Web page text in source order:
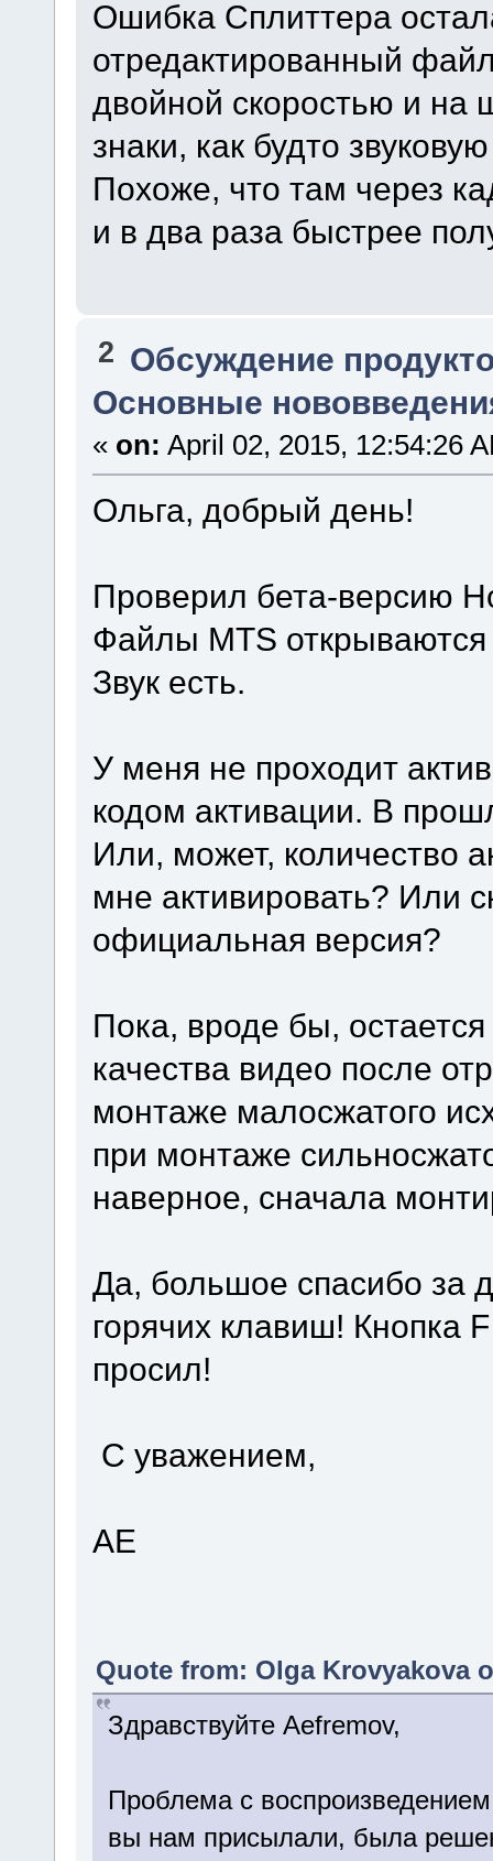
Ошибка Сплиттера
отредактированный
двойной скоростью и на
знаки, как будто
Похоже, что там через
и в два раза быстрее
2 Обсуждение
Основные
« on: April 02, 2015, 12:54:26
Ольга, добрый день!
Проверил бета-версию
Файлы MTS
Звук есть.
У меня не проходит
кодом активации. В
Или, может, количество
мне активировать? Или
официальная версия?
Пока, вроде бы,
качества видео после
монтаже малосжатого
при монтаже
наверное, сначала
Да, большое спасибо за
горячих клавиш! Кнопка
просил!
С уважением,
АЕ
Quote from: Olga Krovyakova
Здравствуйте Aefremov,
Проблема с
вы нам присылали, была